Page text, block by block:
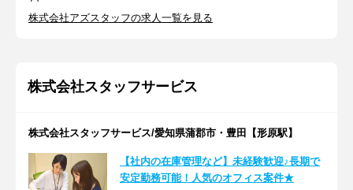
株式会社アズスタッフの求人一覧を見る
株式会社スタッフサービス
株式会社スタッフサービス/愛知県蒲郡市・豊田【形原駅】
【社内の在庫管理など】未経験歓迎♪長期で
安定勤務可能！人気のオフィス案件★